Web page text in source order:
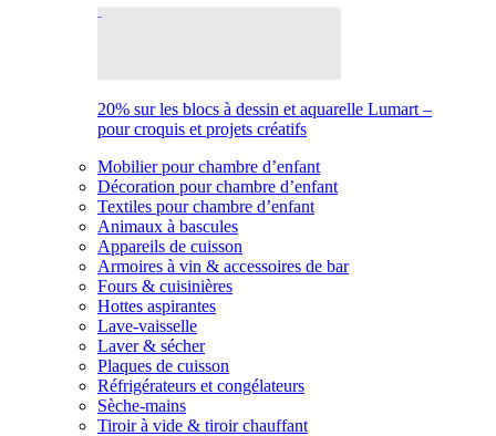
20% sur les blocs à dessin et aquarelle Lumart –
pour croquis et projets créatifs
Mobilier pour chambre d’enfant
Décoration pour chambre d’enfant
Textiles pour chambre d’enfant
Animaux à bascules
Appareils de cuisson
Armoires à vin & accessoires de bar
Fours & cuisinières
Hottes aspirantes
Lave-vaisselle
Laver & sécher
Plaques de cuisson
Réfrigérateurs et congélateurs
Sèche-mains
Tiroir à vide & tiroir chauffant